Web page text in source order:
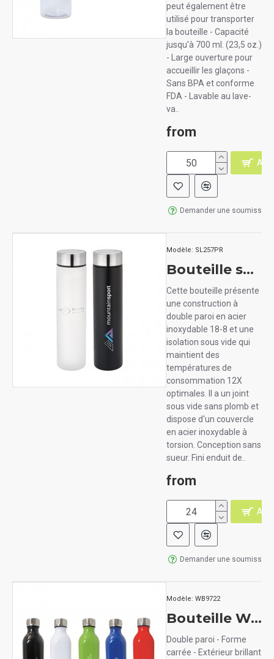
peut également être
utilisé pour transporter
la bouteille - Capacité
jusqu'à 700 ml. (23,5 oz.)
- Large ouverture pour
accueillir les glaçons -
Sans BPA et conforme
FDA - Lavable au lave-
va..
from
Demander une soumission
Modèle: SL257PR
Bouteille sous vide PACE TRAIL 13.5 oz
Cette bouteille présente
une construction à
double paroi en acier
inoxydable 18-8 et une
isolation sous vide qui
maintient des
températures de
consommation 12X
optimales. Il a un joint
sous vide sans plomb et
dispose d'un couvercle
en acier inoxydable à
torsion. Conception sans
sueur. Fini enduit de..
from
Demander une soumission
Modèle: WB9722
Bouteille Walker acier inoxydable carrée (600 ml)
Double paroi - Forme
carrée - Extérieur brillant